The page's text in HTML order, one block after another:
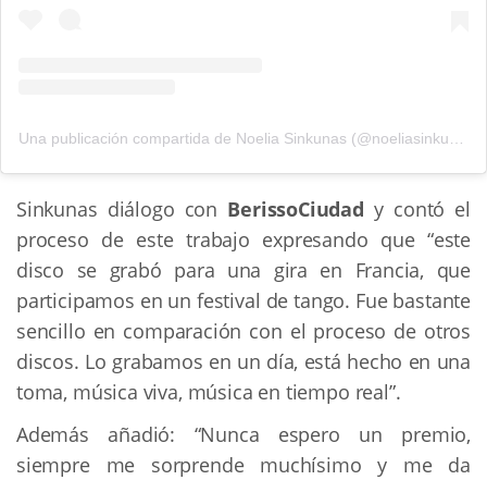
Sinkunas diálogo con BerissoCiudad y contó el
proceso de este trabajo expresando que “este
disco se grabó para una gira en Francia, que
participamos en un festival de tango. Fue bastante
sencillo en comparación con el proceso de otros
discos. Lo grabamos en un día, está hecho en una
toma, música viva, música en tiempo real”.
Además añadió: “Nunca espero un premio,
siempre me sorprende muchísimo y me da